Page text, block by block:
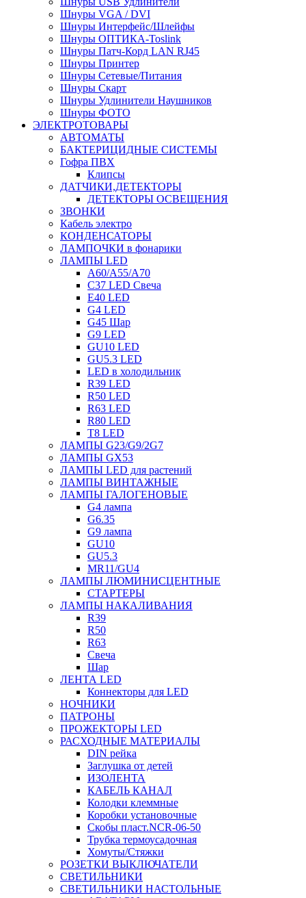
Шнуры VGA / DVI
Шнуры Интерфейс/Шлейфы
Шнуры ОПТИКА-Toslink
Шнуры Патч-Корд LAN RJ45
Шнуры Принтер
Шнуры Сетевые/Питания
Шнуры Скарт
Шнуры Удлинители Наушников
Шнуры ФОТО
ЭЛЕКТРОТОВАРЫ
АВТОМАТЫ
БАКТЕРИЦИДНЫЕ СИСТЕМЫ
Гофра ПВХ
Клипсы
ДАТЧИКИ,ДЕТЕКТОРЫ
ДЕТЕКТОРЫ ОСВЕЩЕНИЯ
ЗВОНКИ
Кабель электро
КОНДЕНСАТОРЫ
ЛАМПОЧКИ в фонарики
ЛАМПЫ LED
A60/A55/A70
C37 LED Свеча
E40 LED
G4 LED
G45 Шар
G9 LED
GU10 LED
GU5.3 LED
LED в холодильник
R39 LED
R50 LED
R63 LED
R80 LED
T8 LED
ЛАМПЫ G23/G9/2G7
ЛАМПЫ GX53
ЛАМПЫ LED для растений
ЛАМПЫ ВИНТАЖНЫЕ
ЛАМПЫ ГАЛОГЕНОВЫЕ
G4 лампа
G6.35
G9 лампа
GU10
GU5.3
MR11/GU4
ЛАМПЫ ЛЮМИНИСЦЕНТНЫЕ
СТАРТЕРЫ
ЛАМПЫ НАКАЛИВАНИЯ
R39
R50
R63
Свеча
Шар
ЛЕНТА LED
Коннекторы для LED
НОЧНИКИ
ПАТРОНЫ
ПРОЖЕКТОРЫ LED
РАСХОДНЫЕ МАТЕРИАЛЫ
DIN рейка
Заглушка от детей
ИЗОЛЕНТА
КАБЕЛЬ КАНАЛ
Колодки клеммные
Коробки установочные
Скобы пласт.NCR-06-50
Трубка термоусадочная
Хомуты/Стяжки
РОЗЕТКИ ВЫКЛЮЧАТЕЛИ
СВЕТИЛЬНИКИ
СВЕТИЛЬНИКИ НАСТОЛЬНЫЕ